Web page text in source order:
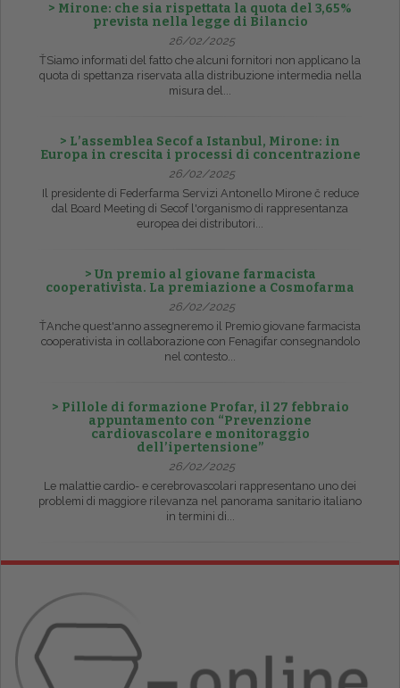
> Mirone: che sia rispettata la quota del 3,65%
prevista nella legge di Bilancio
26/02/2025
ŤSiamo informati del fatto che alcuni fornitori non applicano la
quota di spettanza riservata alla distribuzione intermedia nella
misura del...
> L’assemblea Secof a Istanbul, Mirone: in
Europa in crescita i processi di concentrazione
26/02/2025
Il presidente di Federfarma Servizi Antonello Mirone č reduce
dal Board Meeting di Secof l'organismo di rappresentanza
europea dei distributori...
> Un premio al giovane farmacista
cooperativista. La premiazione a Cosmofarma
26/02/2025
ŤAnche quest'anno assegneremo il Premio giovane farmacista
cooperativista in collaborazione con Fenagifar consegnandolo
nel contesto...
> Pillole di formazione Profar, il 27 febbraio
appuntamento con “Prevenzione
cardiovascolare e monitoraggio
dell’ipertensione”
26/02/2025
Le malattie cardio- e cerebrovascolari rappresentano uno dei
problemi di maggiore rilevanza nel panorama sanitario italiano
in termini di...